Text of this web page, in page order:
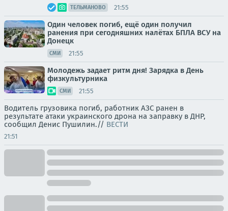
ТЕЛЬМАНОВО 21:55
Один человек погиб, ещё один получил
ранения при сегодняшних налётах БПЛА ВСУ на
Донецк
СМИ 21:55
Молодежь задает ритм дня! Зарядка в День
физкультурника
СМИ 21:55
Водитель грузовика погиб, работник АЗС ранен в
результате атаки украинского дрона на заправку в ДНР,
сообщил Денис Пушилин.// ВЕСТИ
21:51